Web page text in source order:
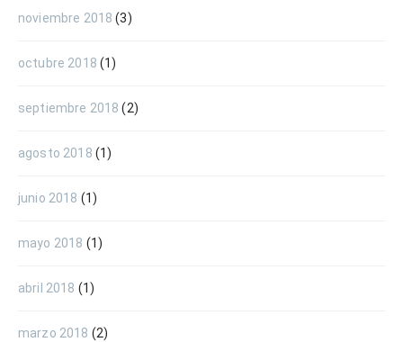
noviembre 2018 (3)
octubre 2018 (1)
septiembre 2018 (2)
agosto 2018 (1)
junio 2018 (1)
mayo 2018 (1)
abril 2018 (1)
marzo 2018 (2)